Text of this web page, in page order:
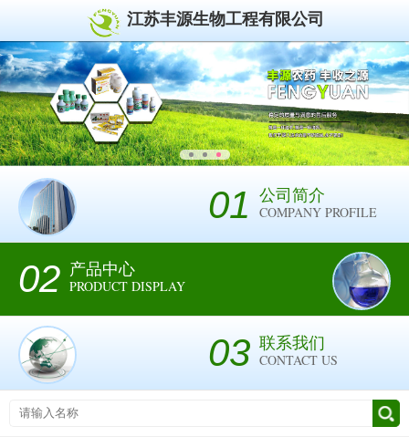
江苏丰源生物工程有限公司
01 公司简介
COMPANY PROFILE
02 产品中心
PRODUCT DISPLAY
03 联系我们
CONTACT US